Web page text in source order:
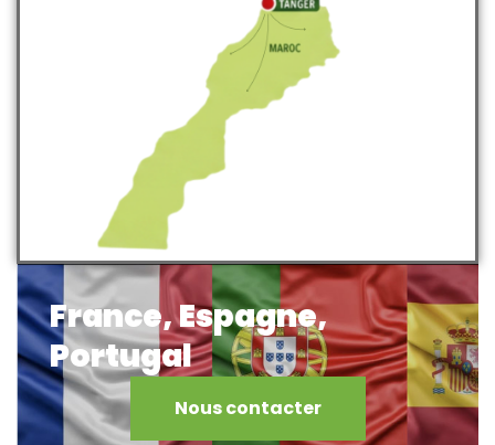
France, Espagne,
Portugal
Nous contacter